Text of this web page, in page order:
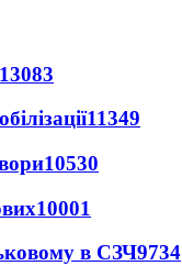
13083
11349
10530
10001
в СЗЧ9734